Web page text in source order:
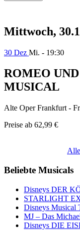
Mittwoch,
30 Dez Mi. - 19:30
ROMEO
MUSICAL
Alte Oper Frankfurt -
Preise ab 62,99 €
Beliebte Musicals
Disneys DER
STARLIGHT
Disneys
MJ – Das
Disneys DIE